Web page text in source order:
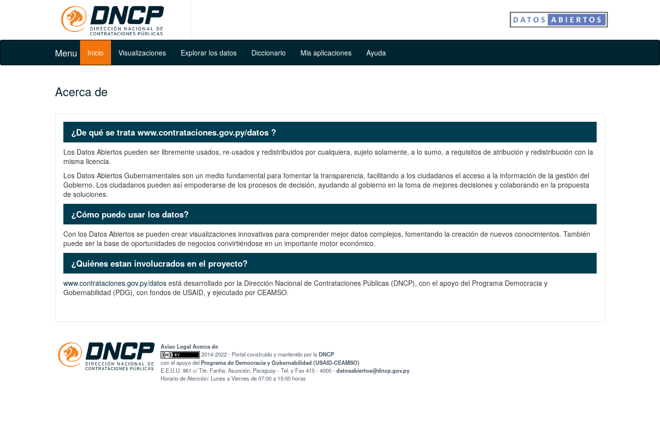
Menu Inicio Visualizaciones Explorar los datos Diccionario Mis aplicaciones Ayuda
Acerca de
¿De qué se trata www.contrataciones.gov.py/datos ?
Los Datos Abiertos pueden ser libremente usados, re-usados y redistribuidos por cualquiera, sujeto solamente, a lo sumo, a requisitos de atribución y redistribución con la
misma licencia.
Los Datos Abiertos Gubernamentales son un medio fundamental para fomentar la transparencia, facilitando a los ciudadanos el acceso a la información de la gestión del
Gobierno. Los ciudadanos pueden así empoderarse de los procesos de decisión, ayudando al gobierno en la toma de mejores decisiones y colaborando en la propuesta
de soluciones.
¿Cómo puedo usar los datos?
Con los Datos Abiertos se pueden crear visualizaciones innovativas para comprender mejor datos complejos, fomentando la creación de nuevos conocimientos. También
puede ser la base de oportunidades de negocios convirtiéndose en un importante motor económico.
¿Quiénes estan involucrados en el proyecto?
www.contrataciones.gov.py/datos está desarrollado por la Dirección Nacional de Contrataciones Públicas (DNCP), con el apoyo del Programa Democracia y
Gobernabilidad (PDG), con fondos de USAID, y ejecutado por CEAMSO.
Aviso Legal Acerca de
2014-2022 - Portal construido y mantenido por laDNCP
con el apoyo delPrograma de Democracia y Gobernabilidad (USAID-CEAMSO)
E.E.U.U. 961 c/ Tte. Fariña. Asunción, Paraguay - Tel. y Fax 415 - 4000 -yp.vog.pcnd@sotreibasotad
Horario de Atención: Lunes a Viernes de 07:00 a 15:00 horas